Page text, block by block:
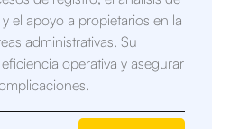
el apoyo a propietarios en la
administrativas. Su
operativa y asegurar